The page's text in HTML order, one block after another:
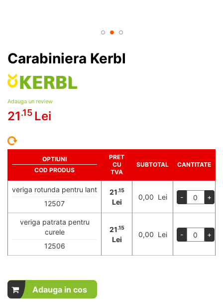
Carabiniera Kerbl
Adauga un review
21.15 Lei
OPTIUNI
COD PRODUS
PRET
CU
TVA
SUBTOTAL CANTITATE
veriga rotunda pentru lant
12507
21.15
Lei
0,00 Lei - +
veriga patrata pentru
curele
12506
21.15
Lei
0,00 Lei - +
Adauga in cos